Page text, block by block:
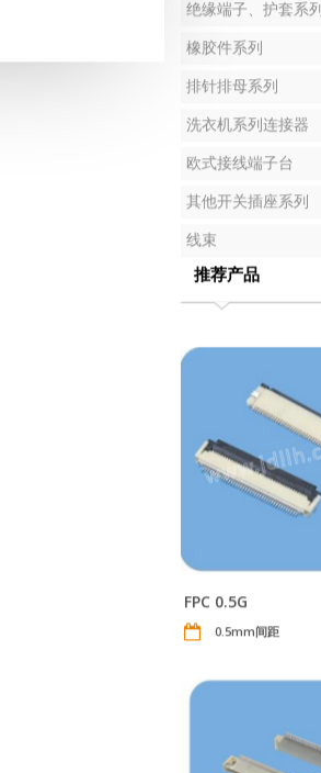
绝缘端子、护套系列
橡胶件系列
排针排母系列
洗衣机系列连接器
欧式接线端子台
其他开关插座系列
线束
推荐产品
FPC 0.5G
0.5mm间距